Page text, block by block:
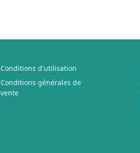
Conditions d'utilisation
Conditions générales de
vente